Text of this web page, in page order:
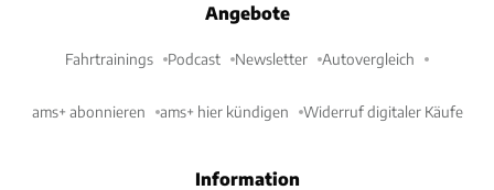
Angebote
Fahrtrainings Podcast Newsletter Autovergleich
ams+ abonnieren ams+ hier kündigen Widerruf digitaler Käufe
Information